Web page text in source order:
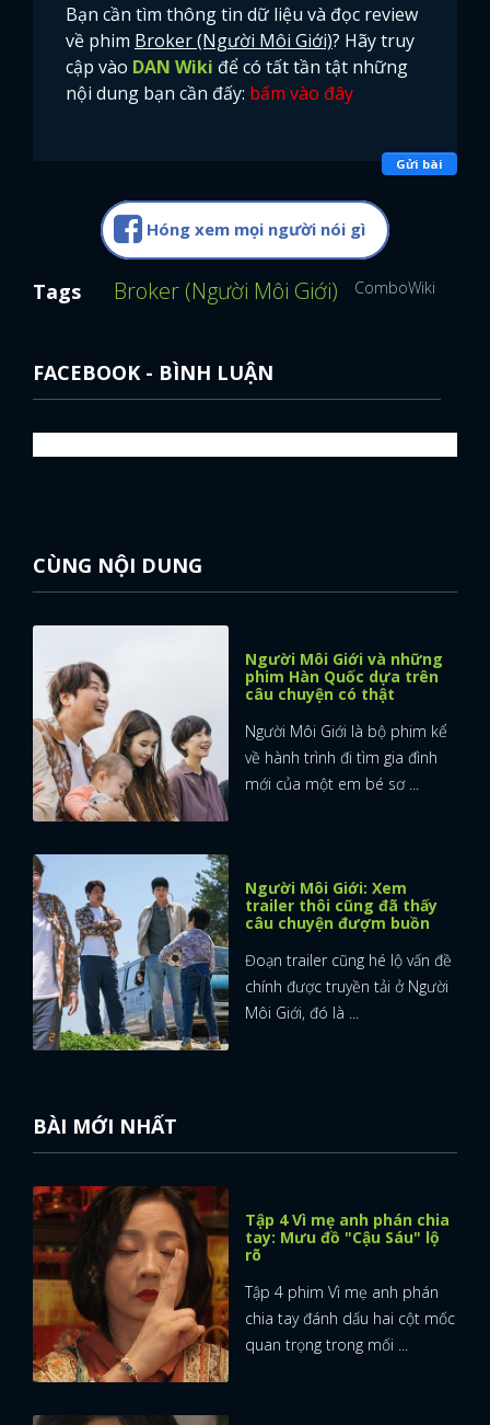
ĐĂNG NHẬP
Bạn cần tìm thông tin dữ liệu và đọc review
về phim Broker (Người Môi Giới)? Hãy truy
cập vào DAN Wiki để có tất tần tật những
nội dung bạn cần đấy: bấm vào đây
Gửi bài
Hóng xem mọi người nói gì
Tags Broker (Người Môi Giới) ComboWiki
FACEBOOK - BÌNH LUẬN
CÙNG NỘI DUNG
Người Môi Giới và những
phim Hàn Quốc dựa trên
câu chuyện có thật
Người Môi Giới là bộ phim kể
về hành trình đi tìm gia đình
mới của một em bé sơ ...
Người Môi Giới: Xem
trailer thôi cũng đã thấy
câu chuyện đượm buồn
Đoạn trailer cũng hé lộ vấn đề
chính được truyền tải ở Người
Môi Giới, đó là ...
BÀI MỚI NHẤT
Tập 4 Vì mẹ anh phán chia
tay: Mưu đồ "Cậu Sáu" lộ
rõ
Tập 4 phim Vì mẹ anh phán
chia tay đánh dấu hai cột mốc
quan trọng trong mối ...